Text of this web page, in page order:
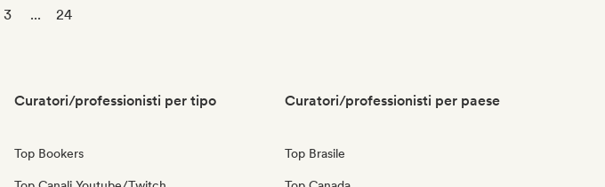
3 ... 24
Curatori/professionisti per tipo
Top Bookers
Curatori/professionisti per paese
Top Brasile